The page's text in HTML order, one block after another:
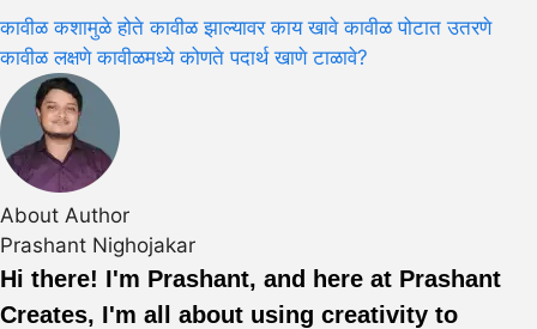
कावीळ कशामुळे होते कावीळ झाल्यावर काय खावे कावीळ पोटात उतरणे
कावीळ लक्षणे कावीळमध्ये कोणते पदार्थ खाणे टाळावे?
About Author
Prashant Nighojakar
Hi there! I'm Prashant, and here at Prashant
Creates, I'm all about using creativity to